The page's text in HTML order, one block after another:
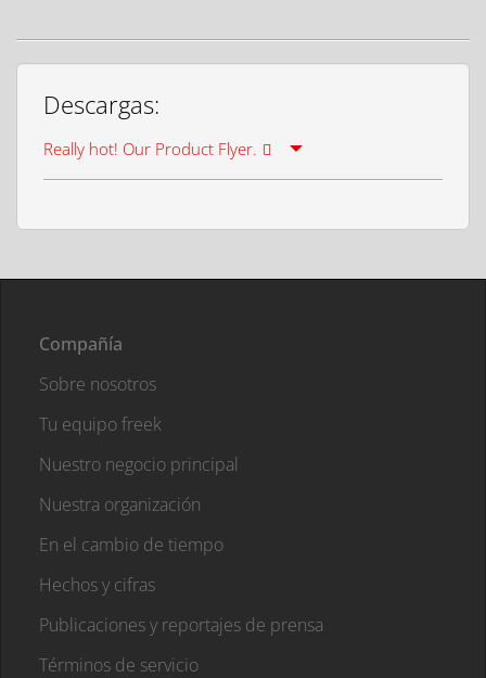
Descargas:
Really hot! Our Product Flyer.
Compañía
Sobre nosotros
Tu equipo freek
Nuestro negocio principal
Nuestra organización
En el cambio de tiempo
Hechos y cifras
Publicaciones y reportajes de prensa
Términos de servicio